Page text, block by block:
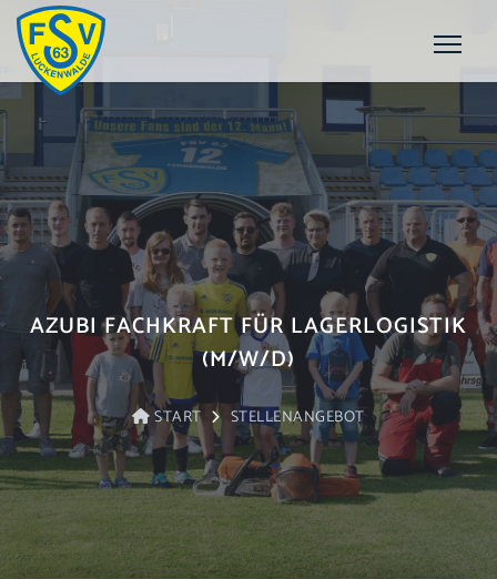
AZUBI FACHKRAFT FÜR LAGERLOGISTIK
(M/W/D)
START STELLENANGEBOT